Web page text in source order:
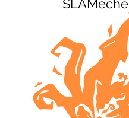
SLAMèche